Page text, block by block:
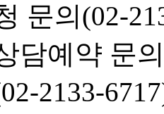
문의(02-
담예약 문
2133-